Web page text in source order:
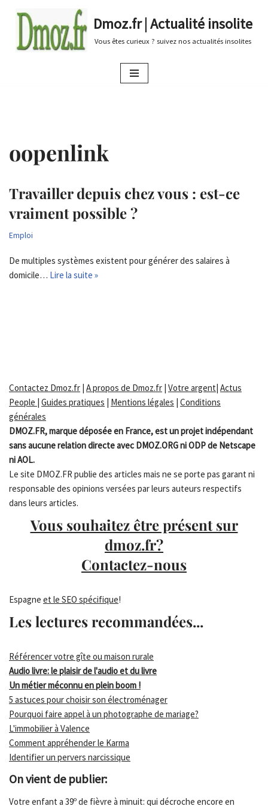
au
Dmoz.fr | Actualité insolite
Vous êtes curieux ? suivez nos actualités insolites
oopenlink
Travailler depuis chez vous : est-ce
vraiment possible ?
Emploi
De multiples systèmes existent pour générer des salaires à
domicile… Lire la suite »
Contactez Dmoz.fr | A propos de Dmoz.fr | Votre argent| Actus
People | Guides pratiques | Mentions légales | Conditions
générales
DMOZ.FR, marque déposée en France, est un projet indépendant
sans aucune relation directe avec DMOZ.ORG ni ODP de Netscape
ni AOL.
Le site DMOZ.FR publie des articles mais ne se porte pas garant ni
responsable des opinions versées par leurs auteurs respectifs
dans leurs articles.
Vous souhaitez être présent sur
dmoz.fr?
Contactez-nous
Espagne et le SEO spécifique!
Les lectures recommandées...
Référencer votre gîte ou maison rurale
Audio livre: le plaisir de l'audio et du livre
Un métier méconnu en plein boom !
5 astuces pour choisir son électroménager
Pourquoi faire appel à un photographe de mariage?
L'immobilier à Valence
Comment appréhender le Karma
Identifier un pervers narcissique
On vient de publier:
Votre enfant a 39º de fièvre à minuit: qui décroche encore en